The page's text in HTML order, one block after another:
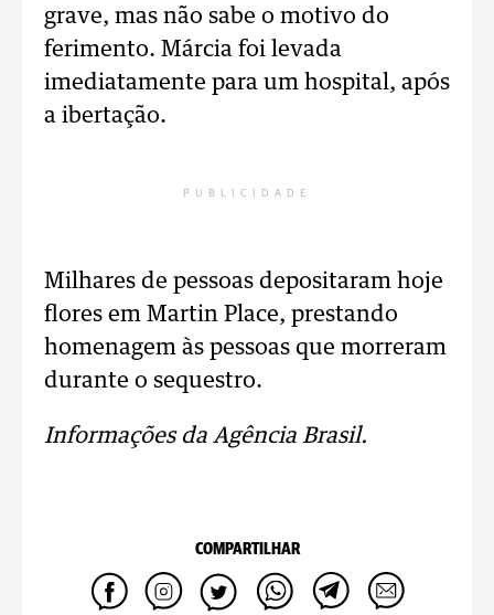
grave, mas não sabe o motivo do
ferimento. Márcia foi levada
imediatamente para um hospital, após
a ibertação.
PUBLICIDADE
Milhares de pessoas depositaram hoje
flores em Martin Place, prestando
homenagem às pessoas que morreram
durante o sequestro.
Informações da Agência Brasil.
COMPARTILHAR